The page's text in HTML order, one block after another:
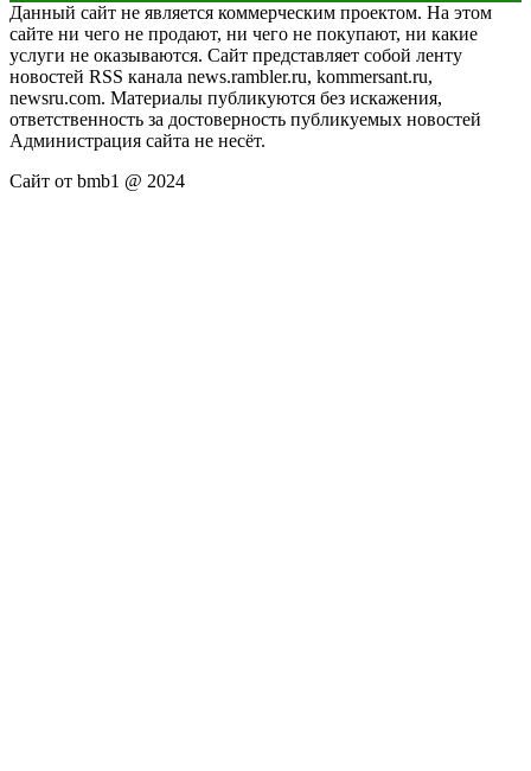
Данный сайт не является коммерческим проектом. На этом
сайте ни чего не продают, ни чего не покупают, ни какие
услуги не оказываются. Сайт представляет собой ленту
новостей RSS канала news.rambler.ru, kommersant.ru,
newsru.com. Материалы публикуются без искажения,
ответственность за достоверность публикуемых новостей
Администрация сайта не несёт.
Сайт от bmb1 @ 2024